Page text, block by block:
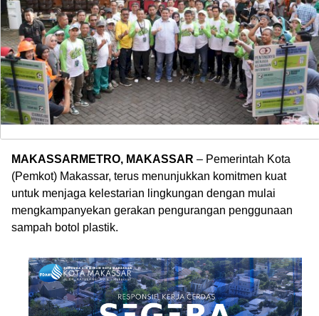
MAKASSARMETRO, MAKASSAR – Pemerintah Kota
(Pemkot) Makassar, terus menunjukkan komitmen kuat
untuk menjaga kelestarian lingkungan dengan mulai
mengkampanyekan gerakan pengurangan penggunaan
sampah botol plastik.